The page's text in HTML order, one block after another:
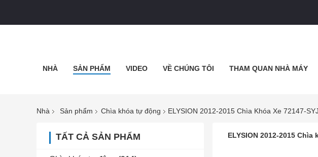
NHÀ SẢN PHẨM VIDEO VỀ CHÚNG TÔI THAM QUAN NHÀ MÁY
Nhà Sản phẩm Chìa khóa tự động ELYSION 2012-2015 Chìa Khóa Xe 72147-
TẤT CẢ SẢN PHẨM ELYSION 2012-2015 Chìa